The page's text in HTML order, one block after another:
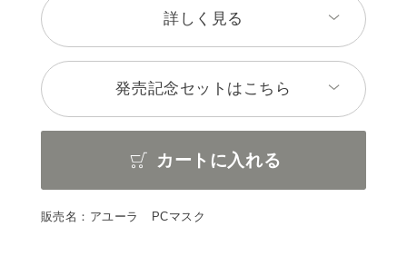
詳しく見る
発売記念セットはこちら
カートに入れる
販売名：アユーラ PCマスク